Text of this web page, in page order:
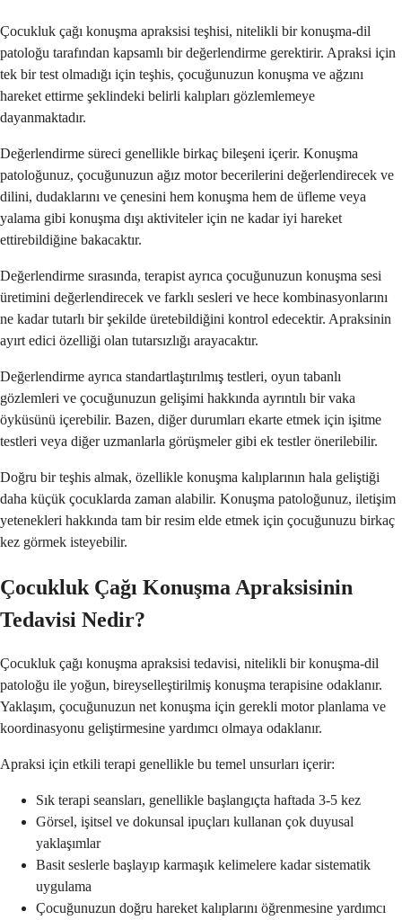
Çocukluk çağı konuşma apraksisi teşhisi, nitelikli bir konuşma-dil
patoloğu tarafından kapsamlı bir değerlendirme gerektirir. Apraksi için
tek bir test olmadığı için teşhis, çocuğunuzun konuşma ve ağzını
hareket ettirme şeklindeki belirli kalıpları gözlemlemeye
dayanmaktadır.
Değerlendirme süreci genellikle birkaç bileşeni içerir. Konuşma
patoloğunuz, çocuğunuzun ağız motor becerilerini değerlendirecek ve
dilini, dudaklarını ve çenesini hem konuşma hem de üfleme veya
yalama gibi konuşma dışı aktiviteler için ne kadar iyi hareket
ettirebildiğine bakacaktır.
Değerlendirme sırasında, terapist ayrıca çocuğunuzun konuşma sesi
üretimini değerlendirecek ve farklı sesleri ve hece kombinasyonlarını
ne kadar tutarlı bir şekilde üretebildiğini kontrol edecektir. Apraksinin
ayırt edici özelliği olan tutarsızlığı arayacaktır.
Değerlendirme ayrıca standartlaştırılmış testleri, oyun tabanlı
gözlemleri ve çocuğunuzun gelişimi hakkında ayrıntılı bir vaka
öyküsünü içerebilir. Bazen, diğer durumları ekarte etmek için işitme
testleri veya diğer uzmanlarla görüşmeler gibi ek testler önerilebilir.
Doğru bir teşhis almak, özellikle konuşma kalıplarının hala geliştiği
daha küçük çocuklarda zaman alabilir. Konuşma patoloğunuz, iletişim
yetenekleri hakkında tam bir resim elde etmek için çocuğunuzu birkaç
kez görmek isteyebilir.
Çocukluk Çağı Konuşma Apraksisinin
Tedavisi Nedir?
Çocukluk çağı konuşma apraksisi tedavisi, nitelikli bir konuşma-dil
patoloğu ile yoğun, bireyselleştirilmiş konuşma terapisine odaklanır.
Yaklaşım, çocuğunuzun net konuşma için gerekli motor planlama ve
koordinasyonu geliştirmesine yardımcı olmaya odaklanır.
Apraksi için etkili terapi genellikle bu temel unsurları içerir:
Sık terapi seansları, genellikle başlangıçta haftada 3-5 kez
Görsel, işitsel ve dokunsal ipuçları kullanan çok duyusal
yaklaşımlar
Basit seslerle başlayıp karmaşık kelimelere kadar sistematik
uygulama
Çocuğunuzun doğru hareket kalıplarını öğrenmesine yardımcı